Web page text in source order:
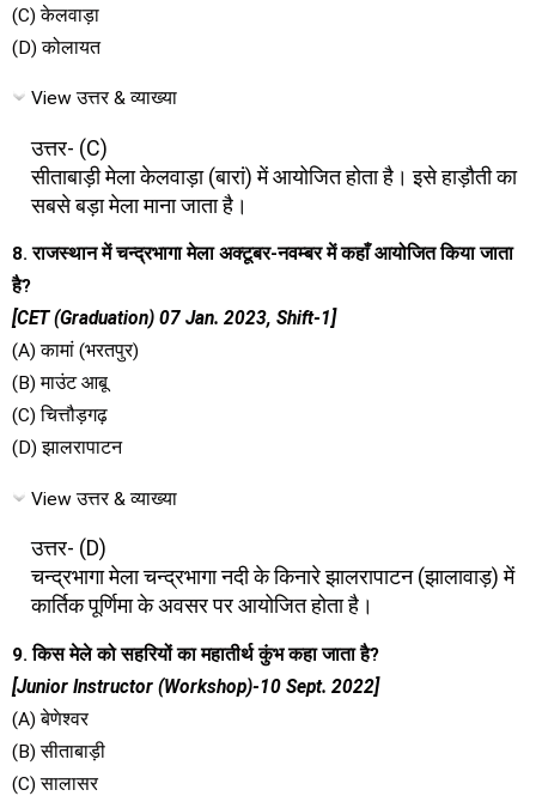
(C) केलवाड़ा
(D) कोलायत
View उत्तर & व्याख्या
उत्तर- (C)
सीताबाड़ी मेला केलवाड़ा (बारां) में आयोजित होता है। इसे हाड़ौती का
सबसे बड़ा मेला माना जाता है।
8. राजस्थान में चन्द्रभागा मेला अक्टूबर-नवम्बर में कहाँ आयोजित किया जाता
है?
[CET (Graduation) 07 Jan. 2023, Shift-1]
(A) कामां (भरतपुर)
(B) माउंट आबू
(C) चित्तौड़गढ़
(D) झालरापाटन
View उत्तर & व्याख्या
उत्तर- (D)
चन्द्रभागा मेला चन्द्रभागा नदी के किनारे झालरापाटन (झालावाड़) में
कार्तिक पूर्णिमा के अवसर पर आयोजित होता है।
9. किस मेले को सहरियों का महातीर्थ कुंभ कहा जाता है?
[Junior Instructor (Workshop)-10 Sept. 2022]
(A) बेणेश्वर
(B) सीताबाड़ी
(C) सालासर